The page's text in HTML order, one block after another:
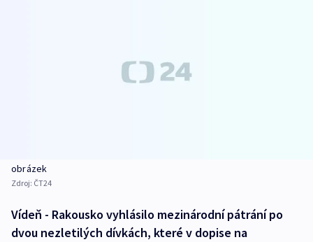
obrázek
Zdroj: ČT24
Vídeň - Rakousko vyhlásilo mezinárodní pátrání po
dvou nezletilých dívkách, které v dopise na